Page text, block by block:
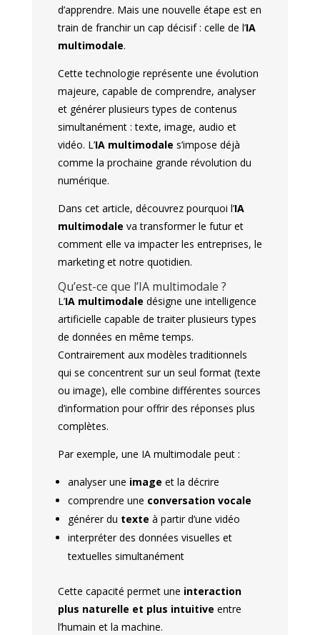
d’apprendre. Mais une nouvelle étape est en
train de franchir un cap décisif : celle de l’IA
multimodale.
Cette technologie représente une évolution
majeure, capable de comprendre, analyser
et générer plusieurs types de contenus
simultanément : texte, image, audio et
vidéo. L’IA multimodale s’impose déjà
comme la prochaine grande révolution du
numérique.
Dans cet article, découvrez pourquoi l’IA
multimodale va transformer le futur et
comment elle va impacter les entreprises, le
marketing et notre quotidien.
Qu’est-ce que l’IA multimodale ?
L’IA multimodale désigne une intelligence
artificielle capable de traiter plusieurs types
de données en même temps.
Contrairement aux modèles traditionnels
qui se concentrent sur un seul format (texte
ou image), elle combine différentes sources
d’information pour offrir des réponses plus
complètes.
Par exemple, une IA multimodale peut :
analyser une image et la décrire
comprendre une conversation vocale
générer du texte à partir d’une vidéo
interpréter des données visuelles et
textuelles simultanément
Cette capacité permet une interaction
plus naturelle et plus intuitive entre
l’humain et la machine.